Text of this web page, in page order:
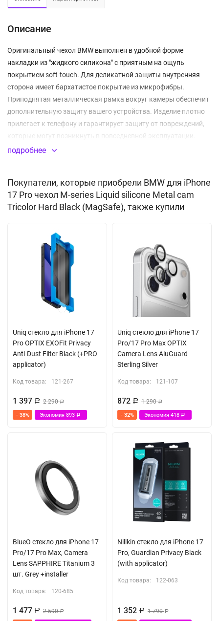
Описание
Оригинальный чехол BMW выполнен в удобной форме
накладки из "жидкого силикона" с приятным на ощупь
покрытием soft-touch. Для деликатной защиты внутренняя
сторона имеет бархатистое покрытие из микрофибры.
Приподнятая металлическая рамка вокруг камеры обеспечит
дополнительную защиту вашего устройства. Изделие плотно
прилегает к телефону и гарантирует защиту от повреждений,
которые могут возникнуть в повседневной эксплуатации.
Боковые клавиши дублируются встроенными заглушками,
разъемам и элементам управления. Толщина кейса не
препятствует nfc сигналу. Благодаря встроенному магниту
MagSafe вы сможете легко подключить беспроводную
магсэйф. Поставляется в фирменной подарочной упаковке
производителя CG Mobile.
Встроенный магнитный модуль MagSafe
подробнее
Покупатели, которые приобрели BMW для iPhone
17 Pro чехол M-series Liquid silicone Metal cam
Tricolor Hard Black (MagSafe), также купили
Uniq стекло для iPhone 17
Pro OPTIX EXOFit Privacy
Anti-Dust Filter Black (+PRO
applicator)
Код товара: 121-267
1 397 Р 2 290Р
- 38% Экономия 893 Р
Uniq стекло для iPhone 17
Pro/17 Pro Max OPTIX
Camera Lens AluGuard
Sterling Silver
Код товара: 121-107
872 Р 1 290Р
- 32% Экономия 418 Р
BlueO стекло для iPhone 17
Pro/17 Pro Max, Camera
Lens SAPPHIRE Titanium 3
шт. Grey +installer
Код товара: 120-685
1 477 Р 2 590Р
Nillkin стекло для iPhone 17
Pro, Guardian Privacy Black
(with applicator)
Код товара: 122-063
1 352 Р 1 790Р